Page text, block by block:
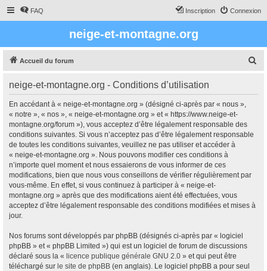
FAQ Connexion
Inscription
neige-et-montagne.org
Accueil du forum
neige-et-montagne.org - Conditions d’utilisation
En accédant à « neige-et-montagne.org » (désigné ci-après par « nous »,
« notre », « nos », « neige-et-montagne.org » et « https://www.neige-et-
montagne.org/forum »), vous acceptez d’être légalement responsable des
conditions suivantes. Si vous n’acceptez pas d’être légalement responsable
de toutes les conditions suivantes, veuillez ne pas utiliser et accéder à
« neige-et-montagne.org ». Nous pouvons modifier ces conditions à
n’importe quel moment et nous essaierons de vous informer de ces
modifications, bien que nous vous conseillons de vérifier régulièrement par
vous-même. En effet, si vous continuez à participer à « neige-et-
montagne.org » après que des modifications aient été effectuées, vous
acceptez d’être légalement responsable des conditions modifiées et mises à
jour.
Nos forums sont développés par phpBB (désignés ci-après par « logiciel
phpBB » et « phpBB Limited ») qui est un logiciel de forum de discussions
déclaré sous la « licence publique générale GNU 2.0 » et qui peut être
téléchargé sur le site de phpBB (en anglais). Le logiciel phpBB a pour seul